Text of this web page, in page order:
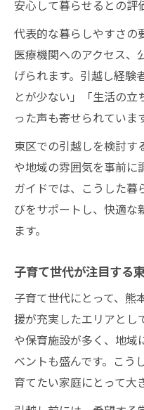
安心して暮らせるとの評
代表的な暮らしやすさの
医療機関へのアクセス、
げられます。引越し経験
とが少ない」「生活の立
った声も寄せられていま
東区での引越しを検討す
や地域の雰囲気を事前に
ガイドでは、こうした
びをサポートし、快適な
ます。
子育て世代が注目する
子育て世代にとって、熊
援が充実したエリアとし
や保育施設が多く、地域
ベントも盛んです。こう
育てたい家庭にとって大